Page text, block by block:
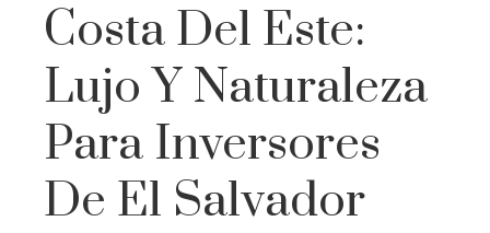
Costa Del Este:
Lujo Y Naturaleza
Para Inversores
De El Salvador